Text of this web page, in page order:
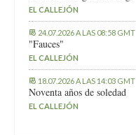
EL CALLEJÓN
24.07.2026 A LAS 08:58 GMT
"Fauces"
EL CALLEJÓN
18.07.2026 A LAS 14:03 GMT
Noventa años de soledad
EL CALLEJÓN